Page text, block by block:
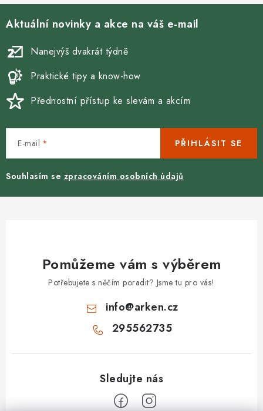
Aktuální novinky a akce na váš e-mail
Nanejvýš dvakrát týdně
Praktické tipy a know-how
Přednostní přístup ke slevám a akcím
E-mail
Souhlasím se zpracováním osobních údajů
PŘIHLÁSIT SE
Pomůžeme vám s výběrem
Potřebujete s něčím poradit? Jsme tu pro vás!
info@arken.cz
295562735